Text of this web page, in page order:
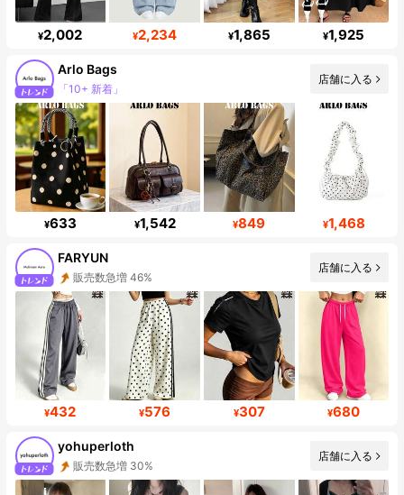
¥2,002 ¥2,234 ¥1,865 ¥1,925
Arlo Bags
フォロワー 10K
店舗に入る
¥633 ¥1,542 ¥849 ¥1,468
FARYUN
フォロワー数急増 399%
店舗に入る
¥432 ¥576 ¥307 ¥680
yohuperloth
フォロワー数急増 40%
店舗に入る